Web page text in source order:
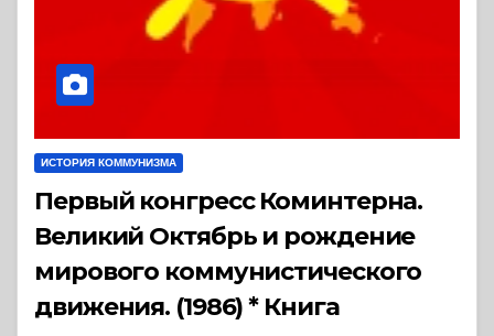
ИСТОРИЯ КОММУНИЗМА
Первый конгресс Коминтерна.
Великий Октябрь и рождение
мирового коммунистического
движения. (1986) * Книга